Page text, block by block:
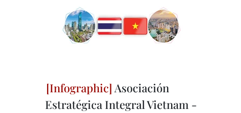
Asociación
Estratégica Integral Vietnam -